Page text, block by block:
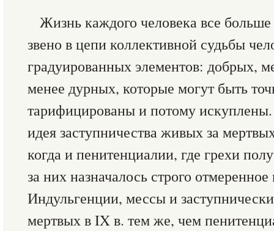
Жизнь каждого человека все
звено в цепи коллективной судьбы
градуированных элементов: добрых,
менее дурных, которые могут быть
тарифицированы и потому
идея заступничества живых за
когда и пенитенциалии, где грехи
за них назначалось строго отмеренное
Индульгенции, мессы и
мертвых в IX в. тем же, чем